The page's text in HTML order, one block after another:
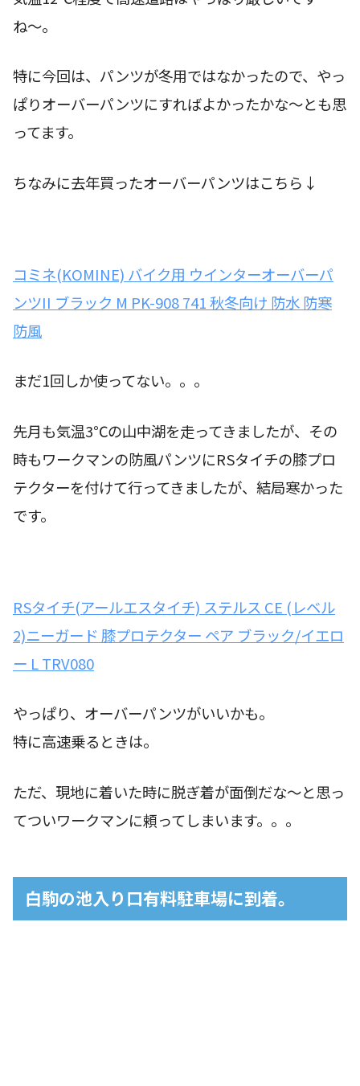
ね〜。
特に今回は、パンツが冬用ではなかったので、やっ
ぱりオーバーパンツにすればよかったかな〜とも思
ってます。
ちなみに去年買ったオーバーパンツはこちら↓
コミネ(KOMINE) バイク用 ウインターオーバーパ
ンツII ブラック M PK-908 741 秋冬向け 防水 防寒
防風
まだ1回しか使ってない。。。
先月も気温3℃の山中湖を走ってきましたが、その
時もワークマンの防風パンツにRSタイチの膝プロ
テクターを付けて行ってきましたが、結局寒かった
です。
RSタイチ(アールエスタイチ) ステルス CE (レベル
2)ニーガード 膝プロテクター ペア ブラック/イエロ
ー L TRV080
やっぱり、オーバーパンツがいいかも。
特に高速乗るときは。
ただ、現地に着いた時に脱ぎ着が面倒だな〜と思っ
てついワークマンに頼ってしまいます。。。
白駒の池入り口有料駐車場に到着。